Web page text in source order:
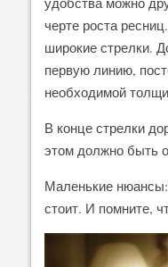
черте роста
широкие стрелки.
первую линию,
необходимой
В конце стрелки
этом должно быть
Маленькие нюансы:
стоит. И помните,